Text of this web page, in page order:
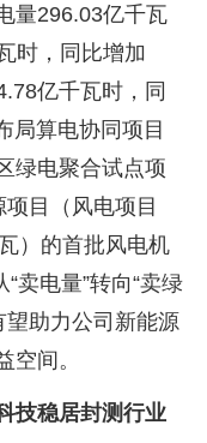
量296.03亿千瓦
时，同比增加
亿千瓦时，同
局算电协同项目
绿电聚合试点项
目（风电项目
）的首批风电机
卖电量”转向“卖绿
望助力公司新能源
空间。
技稳居封测行业